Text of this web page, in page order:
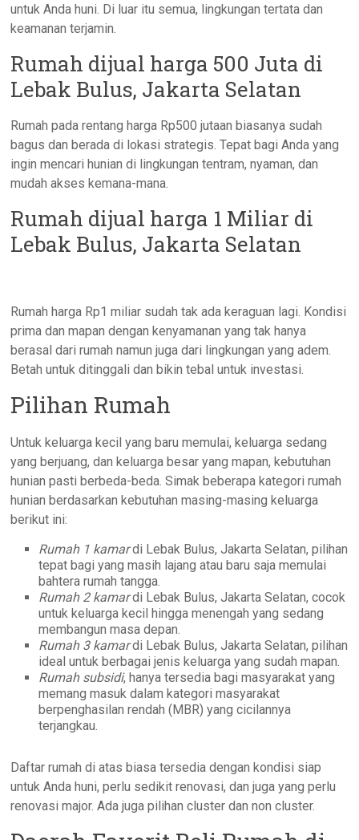
untuk Anda huni. Di luar itu semua, lingkungan tertata dan
keamanan terjamin.
Rumah dijual harga 500 Juta di
Lebak Bulus, Jakarta Selatan
Rumah pada rentang harga Rp500 jutaan biasanya sudah
bagus dan berada di lokasi strategis. Tepat bagi Anda yang
ingin mencari hunian di lingkungan tentram, nyaman, dan
mudah akses kemana-mana.
Rumah dijual harga 1 Miliar di
Lebak Bulus, Jakarta Selatan
Rumah harga Rp1 miliar sudah tak ada keraguan lagi. Kondisi
prima dan mapan dengan kenyamanan yang tak hanya
berasal dari rumah namun juga dari lingkungan yang adem.
Betah untuk ditinggali dan bikin tebal untuk investasi.
Pilihan Rumah
Untuk keluarga kecil yang baru memulai, keluarga sedang
yang berjuang, dan keluarga besar yang mapan, kebutuhan
hunian pasti berbeda-beda. Simak beberapa kategori rumah
hunian berdasarkan kebutuhan masing-masing keluarga
berikut ini:
Rumah 1 kamardi Lebak Bulus, Jakarta Selatan, pilihan
tepat bagi yang masih lajang atau baru saja memulai
bahtera rumah tangga.
Rumah 2 kamardi Lebak Bulus, Jakarta Selatan, cocok
untuk keluarga kecil hingga menengah yang sedang
membangun masa depan.
Rumah 3 kamardi Lebak Bulus, Jakarta Selatan, pilihan
ideal untuk berbagai jenis keluarga yang sudah mapan.
Rumah subsidi, hanya tersedia bagi masyarakat yang
memang masuk dalam kategori masyarakat
berpenghasilan rendah (MBR) yang cicilannya
terjangkau.
Daftar rumah di atas biasa tersedia dengan kondisi siap
untuk Anda huni, perlu sedikit renovasi, dan juga yang perlu
renovasi major. Ada juga pilihan cluster dan non cluster.